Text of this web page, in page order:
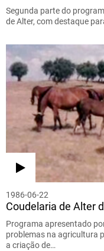
Segunda parte do
de Alter, com destaque
1986-06-22
Coudelaria de Alter
Programa apresentado
problemas na agricultura
a criação de…